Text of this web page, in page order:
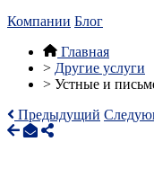
Компании Блог
Главная
> Другие услуги
> Устные и
Предыдущий